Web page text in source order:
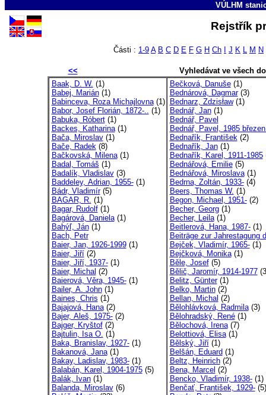
VÚLHM
Rejstřík
Části : 1-9 A B C D E F G H Ch J K L M N
<<
Vyhledávat ve všech
Baak, D. W. (1)
Babej, Marián(1)
Babinceva, Roza Michajlovna(1)
Babor, Josef Florián, 1872-.. (1)
Babuka, Róbert(1)
Backes, Katharina(1)
Bača, Miroslav(1)
Bače, Radek(8)
Bačkovská, Milena(1)
Badal, Tomáš (1)
Badalík, Vladislav(3)
Baddeley, Adrian, 1955-(1)
Bádr, Vladimír(5)
BAGAR, R. (1)
Bagar, Rudolf(1)
Bagárová, Daniela(1)
Bahýľ, Ján(1)
Bach, Petr
Baier, Jan, 1926-1999(1)
Baier, Jiří(2)
Baier, Jiří, 1937-(1)
Baier, Michal (2)
Baierová, Věra, 1945-(1)
Bailer, A. John(1)
Baines, Chris (1)
Bajajová, Hana(2)
Bajer, Aleš, 1975-(2)
Bajger, Kryštof(2)
Bajtulin, Isa O. (1)
Baka, Branislav, 1927-(1)
Bakanová, Jana(1)
Bakay, Ladislav, 1983-(1)
Balabán, Karel, 1904-1975(5)
Balák, Ivan(1)
Balanda, Miroslav(6)
Bečková, Danuše(1)
Bednárová, Dagmar(3)
Bednarz, Zdzisław(1)
Bednář, Jan(1)
Bednář, Pavel
Bednář, Pavel, 1985
Bednařík, František(2)
Bednařík, Jan(1)
Bednařík, Karel, 1911-1985
Bednářová, Emilie(5)
Bednářová, Miroslava(1)
Bedrna, Zoltán, 1933-(4)
Beers, Thomas W. (1)
Begon, Michael, 1951-(2)
Becher, Georg(1)
Becher, Leila(1)
Beitlerová, Hana, 1987-(1)
Beiträge zur Jahrestagung
Bejček, Vladimír, 1965-(1)
Bejčková, Monika(1)
Běle, Josef(5)
Bělič, Jaromír, 1914-1977
Belitz, Günter(1)
Belko, Martin(2)
Bellan, Michal (2)
Bělohlávková, Radmila(3)
Bělohradský, René(1)
Bělochová, Irena(7)
Belottiová, Elisa(1)
Bělský, Jiří(1)
Belšán, Eduard (1)
Beltz, Heinrich(2)
Bena, Marcel (2)
Bencko, Vladimír, 1938-(1)
Benčať, František, 1929-(5)